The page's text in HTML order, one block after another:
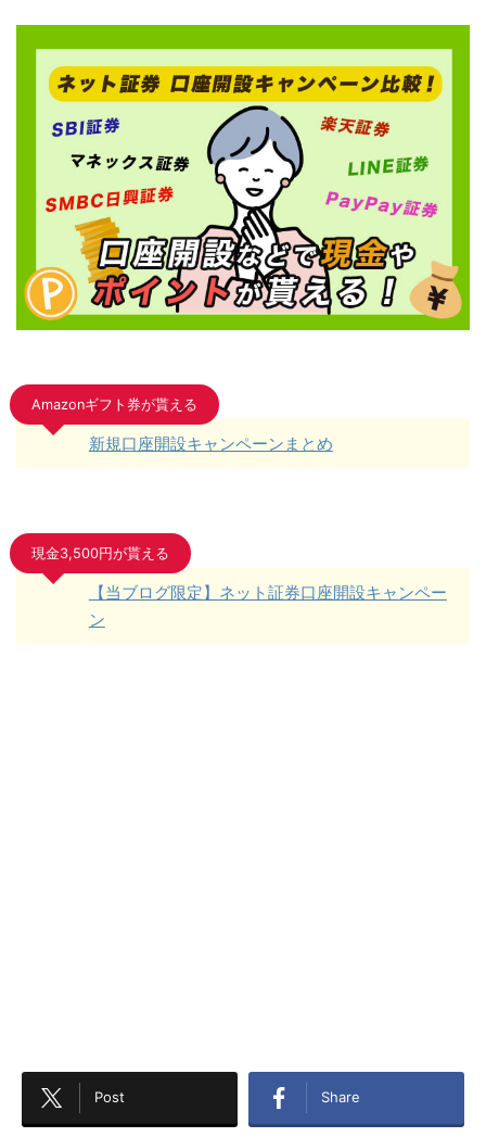
Amazonギフト券が貰える
新規口座開設キャンペーンまとめ
現金3,500円が貰える
【当ブログ限定】ネット証券口座開設キャンペー
ン
Post Share